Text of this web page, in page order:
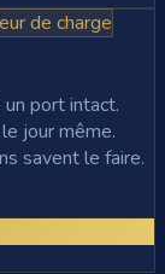
de charge
port intact.
jour même.
savent le faire.